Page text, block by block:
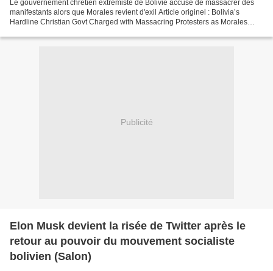
Le gouvernement chrétien extrémiste de Bolivie accusé de massacrer des
manifestants alors que Morales revient d'exil Article originel : Bolivia’s
Hardline Christian Govt Charged with Massacring Protesters as Morales
Publicité
Elon Musk devient la risée de Twitter après le
retour au pouvoir du mouvement socialiste
bolivien (Salon)